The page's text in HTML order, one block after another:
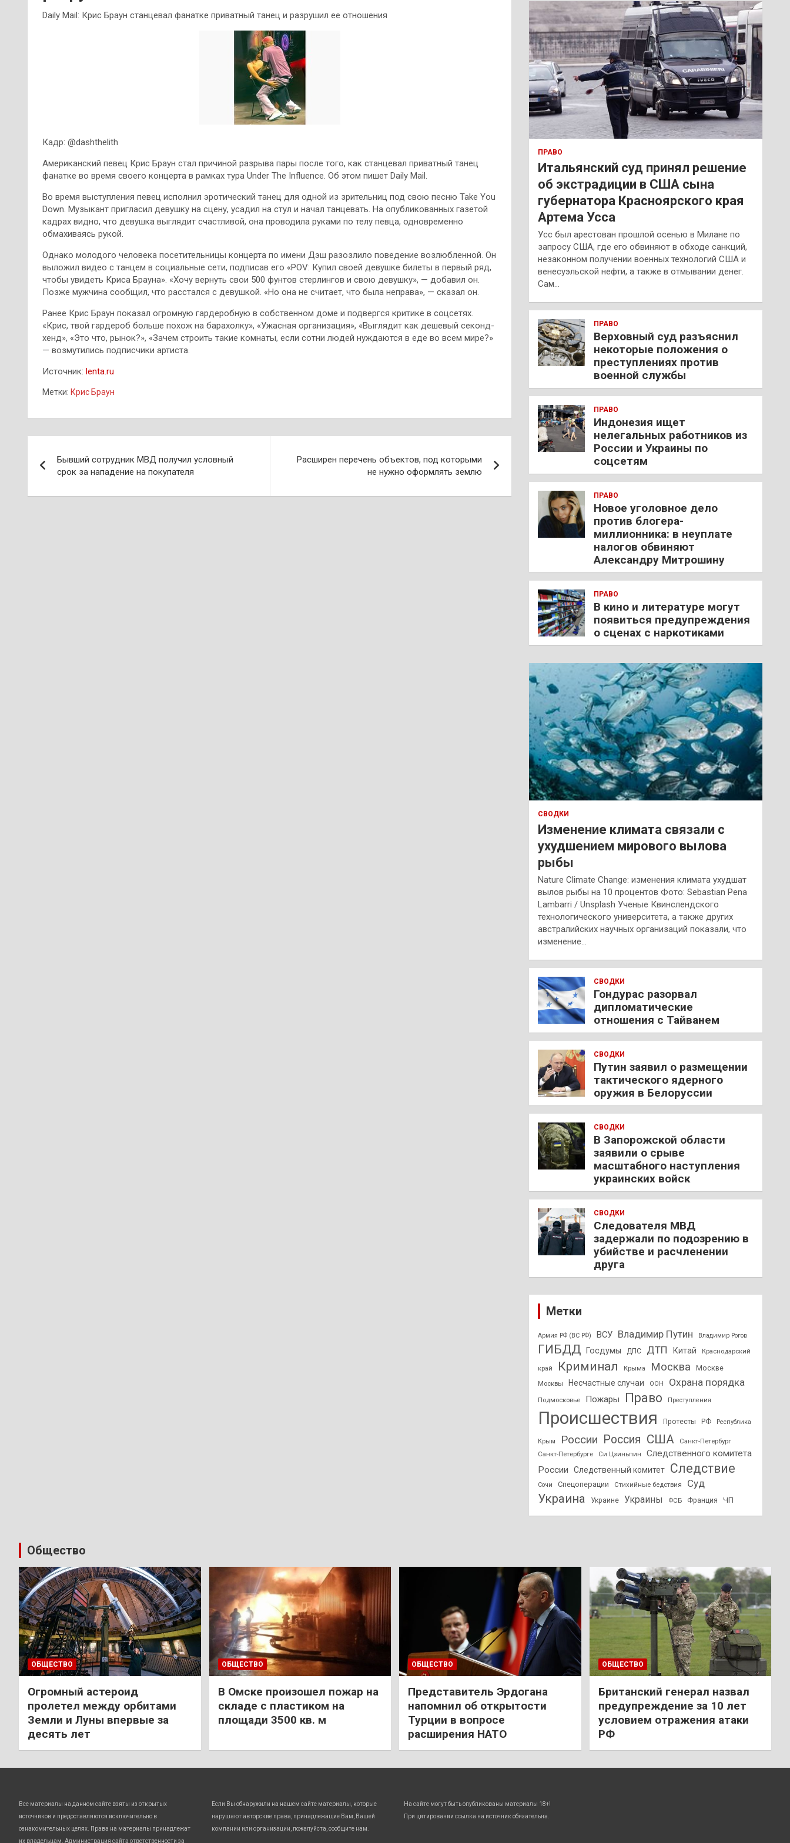
Daily Mail: Крис Браун станцевал фанатке приватный танец и разрушил ее отношения
Кадр: @dashthelith
Американский певец Крис Браун стал причиной разрыва пары после того, как станцевал приватный танец
фанатке во время своего концерта в рамках тура Under The Influence. Об этом пишет Daily Mail.
Во время выступления певец исполнил эротический танец для одной из зрительниц под свою песню Take You
Down. Музыкант пригласил девушку на сцену, усадил на стул и начал танцевать. На опубликованных газетой
кадрах видно, что девушка выглядит счастливой, она проводила руками по телу певца, одновременно
обмахиваясь рукой.
Однако молодого человека посетительницы концерта по имени Дэш разозлило поведение возлюбленной. Он
выложил видео с танцем в социальные сети, подписав его «POV: Купил своей девушке билеты в первый ряд,
чтобы увидеть Криса Брауна». «Хочу вернуть свои 500 фунтов стерлингов и свою девушку», — добавил он.
Позже мужчина сообщил, что расстался с девушкой. «Но она не считает, что была неправа», — сказал он.
Ранее Крис Браун показал огромную гардеробную в собственном доме и подвергся критике в соцсетях.
«Крис, твой гардероб больше похож на барахолку», «Ужасная организация», «Выглядит как дешевый секонд-
хенд», «Это что, рынок?», «Зачем строить такие комнаты, если сотни людей нуждаются в еде во всем мире?»
— возмутились подписчики артиста.
Источник: lenta.ru
Метки: Крис Браун
по
записям
Бывший сотрудник МВД получил условный
срок за нападение на покупателя
Расширен перечень объектов, под которыми
не нужно оформлять землю
к
ПРАВО
Итальянский суд принял решение
об экстрадиции в США сына
губернатора Красноярского края
Артема Усса
Усс был арестован прошлой осенью в Милане по
запросу США, где его обвиняют в обходе санкций,
незаконном получении военных технологий США и
венесуэльской нефти, а также в отмывании денег.
Сам…
ПРАВО
Верховный суд разъяснил
некоторые положения о
преступлениях против
военной службы
ПРАВО
Индонезия ищет
нелегальных работников из
России и Украины по
соцсетям
ПРАВО
Новое уголовное дело
против блогера-
миллионника: в неуплате
налогов обвиняют
Александру Митрошину
ПРАВО
В кино и литературе могут
появиться предупреждения
о сценах с наркотиками
СВОДКИ
Изменение климата связали с
ухудшением мирового вылова
рыбы
Nature Climate Change: изменения климата ухудшат
вылов рыбы на 10 процентов Фото: Sebastian Pena
Lambarri / Unsplash Ученые Квинслендского
технологического университета, а также других
австралийских научных организаций показали, что
изменение…
СВОДКИ
Гондурас разорвал
дипломатические
отношения с Тайванем
СВОДКИ
Путин заявил о размещении
тактического ядерного
оружия в Белоруссии
СВОДКИ
В Запорожской области
заявили о срыве
масштабного наступления
украинских войск
СВОДКИ
Следователя МВД
задержали по подозрению в
убийстве и расчленении
друга
Метки
Армия РФ (ВС РФ) ВСУ Владимир Путин Владимир Рогов
ГИБДД Госдумы ДПС ДТП Китай Краснодарский
край Криминал Крыма Москва Москве
Москвы Несчастные случаи ООН Охрана порядка
Подмосковье Пожары Право Преступления
Происшествия Протесты РФ Республика
Крым России Россия США
Санкт-Петербург
Санкт-Петербурге
Си Цзиньпин
Следственного комитета
России
Следственный комитет Следствие
Сочи Спецоперации Стихийные бедствия Суд
Украина Украине Украины ФСБ Франция ЧП
Общество
ОБЩЕСТВО
Огромный астероид
пролетел между орбитами
Земли и Луны впервые за
десять лет
ОБЩЕСТВО
В Омске произошел пожар на
складе с пластиком на
площади 3500 кв. м
ОБЩЕСТВО
Представитель Эрдогана
напомнил об открытости
Турции в вопросе
расширения НАТО
ОБЩЕСТВО
Британский генерал назвал
предупреждение за 10 лет
условием отражения атаки
РФ
Все материалы на данном сайте взяты из открытых
источников и предоставляются исключительно в
ознакомительных целях. Права на материалы принадлежат
их владельцам. Администрация сайта ответственности за
Если Вы обнаружили на нашем сайте материалы, которые
нарушают авторские права, принадлежащие Вам, Вашей
компании или организации, пожалуйста, сообщите нам.
На сайте могут быть опубликованы материалы 18+!
При цитировании ссылка на источник обязательна.